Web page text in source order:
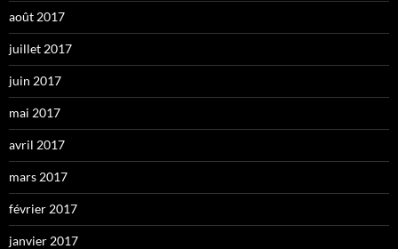
août 2017
juillet 2017
juin 2017
mai 2017
avril 2017
mars 2017
février 2017
janvier 2017